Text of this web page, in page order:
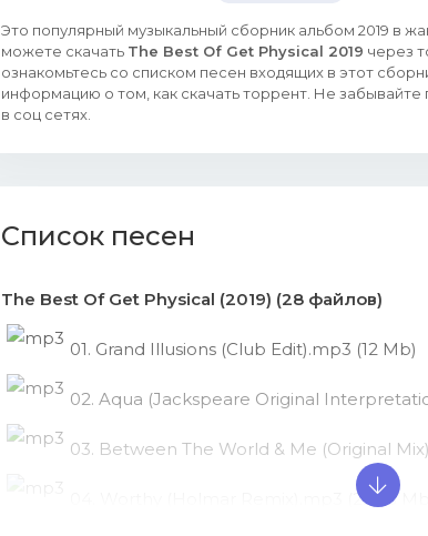
Это популярный музыкальный сборник альбом 2019 в
можете скачать The Best Of Get Physical 2019 через
ознакомьтесь со списком песен входящих в этот
информацию о том, как скачать торрент. Не забывайте
в соц сетях.
Список песен
The Best Of Get Physical (2019) (28 файлов)
01. Grand Illusions (Club Edit).mp3 (12 Mb)
02. Aqua (Jackspeare Original
03. Between The World & Me (Original
04. Worthy (Holmar Remix).mp3 (22.85 Mb)